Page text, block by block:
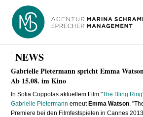
NEWS
Gabrielle Pietermann spricht Emma
Ab 15.08. im Kino
In Sofia Coppolas aktuellem Film "The Bling Ring
Gabrielle Pietermann erneutEmma Watson .
Premiere bei den Filmfestspielen in Cannes